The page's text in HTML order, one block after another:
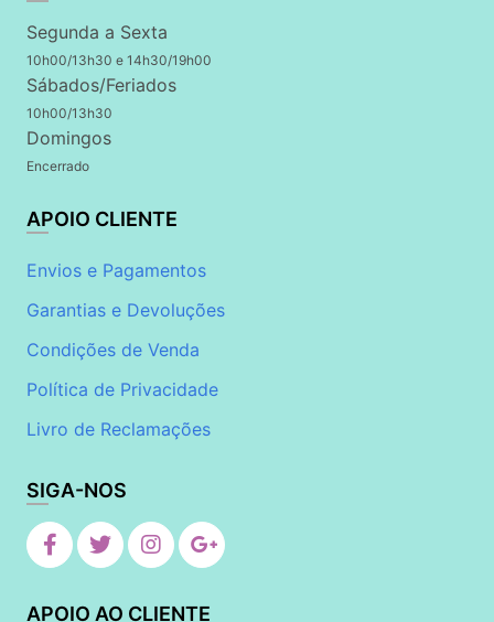
Segunda a Sexta
10h00/13h30 e 14h30/19h00
Sábados/Feriados
10h00/13h30
Domingos
Encerrado
APOIO CLIENTE
Envios e Pagamentos
Garantias e Devoluções
Condições de Venda
Política de Privacidade
Livro de Reclamações
SIGA-NOS
APOIO AO CLIENTE